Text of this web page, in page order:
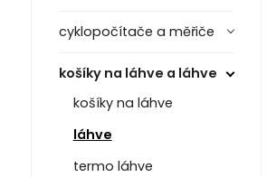
cyklopočítače a měřiče
košíky na láhve a láhve
košíky na láhve
láhve
termo láhve